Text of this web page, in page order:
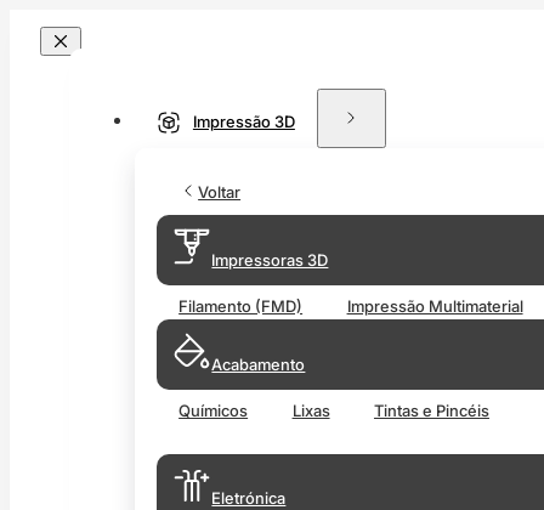
Impressão 3D
Voltar
Impressoras 3D
Filamento (FMD) Impressão Multimaterial
Acabamento
Químicos Lixas Tintas e Pincéis
Eletrónica